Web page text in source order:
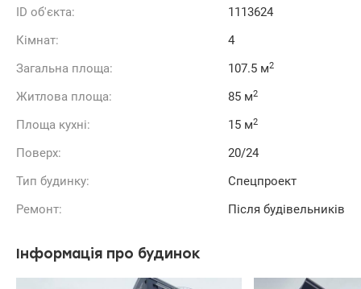
ID об'єкта:
1113624
Кімнат:
4
Загальна площа:
107.5 м2
Житлова площа: 85 м2
Площа кухні: 15 м2
Поверх:
20/24
Тип будинку:
Спецпроект
Ремонт:
Після будівельників
Інформація про будинок